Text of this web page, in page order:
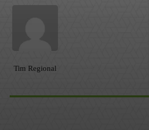
Tim Regional